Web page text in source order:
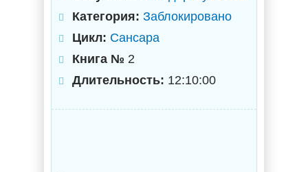
Категория: Заблокировано
Цикл: Сансара
Книга № 2
Длительность: 12:10:00